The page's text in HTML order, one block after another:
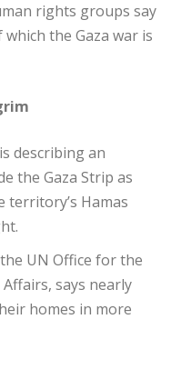
rights groups say
the Gaza war is
describing an
the Gaza Strip as
territory’s Hamas
UN Office for the
says nearly
homes in more